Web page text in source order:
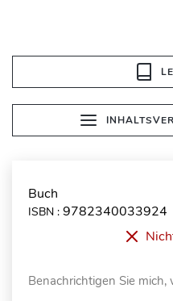
Buch
ISBN : 9782340033924
Benachrichtigen Sie